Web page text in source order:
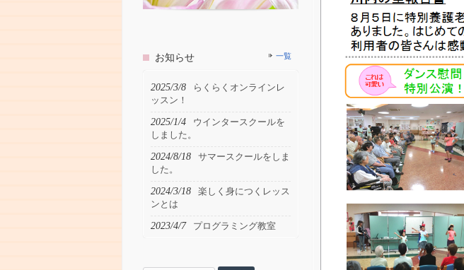
お知らせ 一覧
2025/3/8
らくらくオンラインレ
ッスン！
2025/1/4
ウインタースクールを
しました。
2024/8/18
サマースクールをしま
した。
2024/3/18
楽しく身につくレッス
ンとは
2023/4/7 プログラミング教室